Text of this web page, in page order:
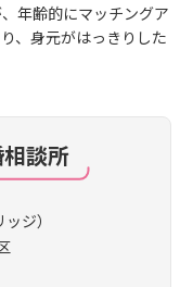
年齢的にマッチングア
、身元がはっきりした
談所
ジ）